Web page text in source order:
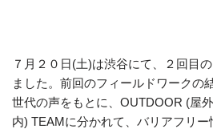
７月２０日(土)は渋谷にて、２回目
ました。前回のフィールドワークの
世代の声をもとに、OUTDOOR (屋
内) TEAMに分かれて、バリアフリ